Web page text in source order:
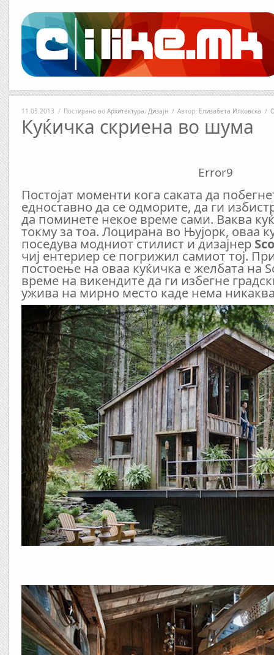
11.05.2013 / Постирано во Архитектура, Дизајн / Автор: Елизабета Илковска /
Куќичка скриена во шума
Error9
Постојат моменти кога саката да
едноставно да се одморите, да ги
да поминете некое време сами. Ваква
токму за тоа. Лоцирана во Њујорк, оваа
поседува модниот стилист и дизајнер
чиј ентериер се погрижил самиот тој.
постоење на оваа куќичка е желбата на
време на викендите да ги избегне
ужива на мирно место каде нема